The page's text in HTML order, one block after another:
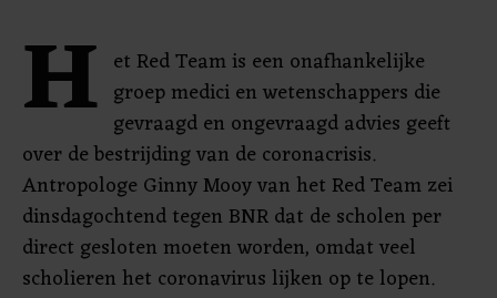
H et Red Team is een onafhankelijke
groep medici en wetenschappers die
gevraagd en ongevraagd advies geeft
over de bestrijding van de coronacrisis.
Antropologe Ginny Mooy van het Red Team zei
dinsdagochtend tegen BNR dat de scholen per
direct gesloten moeten worden, omdat veel
scholieren het coronavirus lijken op te lopen.